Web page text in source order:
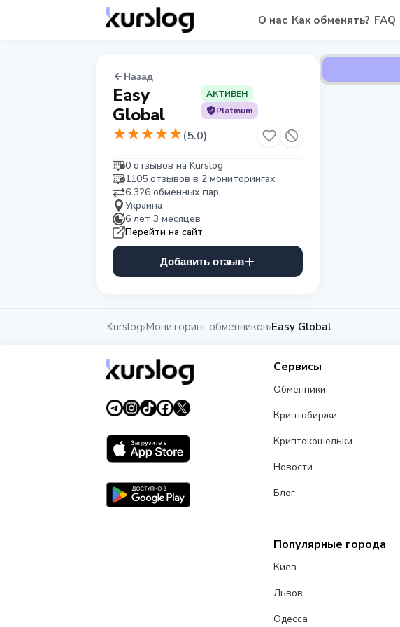
О нас Как обменять? FAQ
Назад
Easy
Global
АКТИВЕН
Platinum
(5.0)
0 отзывов на Kurslog
1105 отзывов в 2 мониторингах
6 326 обменных пар
Украина
6 лет 3 месяцев
Перейти на сайт
Добавить отзыв
Kurslog›Мониторинг обменников›Easy Global
Сервисы
Обменники
Криптобиржи
Криптокошельки
Новости
Блог
Популярные города
Киев
Львов
Одесса